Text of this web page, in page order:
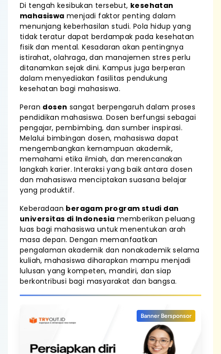
Di tengah kesibukan tersebut, kesehatan
mahasiswa menjadi faktor penting dalam
menunjang keberhasilan studi. Pola hidup yang
tidak teratur dapat berdampak pada kesehatan
fisik dan mental. Kesadaran akan pentingnya
istirahat, olahraga, dan manajemen stres perlu
ditanamkan sejak dini. Kampus juga berperan
dalam menyediakan fasilitas pendukung
kesehatan bagi mahasiswa.
Peran dosen sangat berpengaruh dalam proses
pendidikan mahasiswa. Dosen berfungsi sebagai
pengajar, pembimbing, dan sumber inspirasi.
Melalui bimbingan dosen, mahasiswa dapat
mengembangkan kemampuan akademik,
memahami etika ilmiah, dan merencanakan
langkah karier. Interaksi yang baik antara dosen
dan mahasiswa menciptakan suasana belajar
yang produktif.
Keberadaan beragam program studi dan
universitas di Indonesia memberikan peluang
luas bagi mahasiswa untuk menentukan arah
masa depan. Dengan memanfaatkan
pengalaman akademik dan nonakademik selama
kuliah, mahasiswa diharapkan mampu menjadi
lulusan yang kompeten, mandiri, dan siap
berkontribusi bagi masyarakat dan bangsa.
Banner Bersponsor